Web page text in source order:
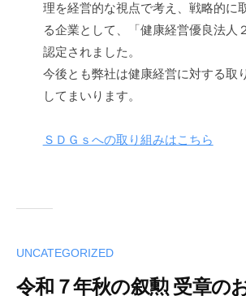
理を経営的な視点で考え、戦略的に
る企業として、「健康経営優良法人
認定されました。
今後とも弊社は健康経営に対する取
してまいります。
ＳＤＧｓへの取り組みはこちら
UNCATEGORIZED
令和７年秋の叙勲 受章の